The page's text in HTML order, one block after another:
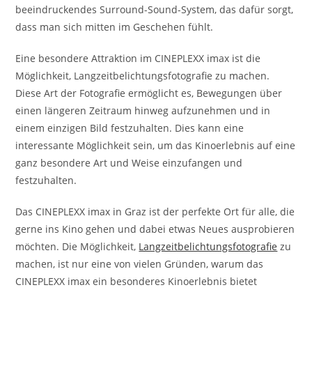
beeindruckendes Surround-Sound-System, das dafür sorgt,
dass man sich mitten im Geschehen fühlt.
Eine besondere Attraktion im CINEPLEXX imax ist die
Möglichkeit, Langzeitbelichtungsfotografie zu machen.
Diese Art der Fotografie ermöglicht es, Bewegungen über
einen längeren Zeitraum hinweg aufzunehmen und in
einem einzigen Bild festzuhalten. Dies kann eine
interessante Möglichkeit sein, um das Kinoerlebnis auf eine
ganz besondere Art und Weise einzufangen und
festzuhalten.
Das CINEPLEXX imax in Graz ist der perfekte Ort für alle, die
gerne ins Kino gehen und dabei etwas Neues ausprobieren
möchten. Die Möglichkeit, Langzeitbelichtungsfotografie zu
machen, ist nur eine von vielen Gründen, warum das
CINEPLEXX imax ein besonderes Kinoerlebnis bietet